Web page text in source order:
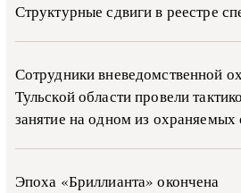
Структурные сдвиги в реестре
Сотрудники вневедомственной
Тульской области провели
занятие на одном из охраняемых
Эпоха «Бриллианта» окончена